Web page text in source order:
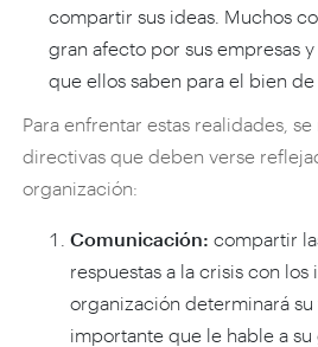
compartir sus ideas. Muchos
gran afecto por sus empresas
que ellos saben para el bien de
Para enfrentar estas realidades,
directivas que deben verse
organización:
Comunicación: compartir
respuestas a la crisis con
organización determinará su
importante que le hable a